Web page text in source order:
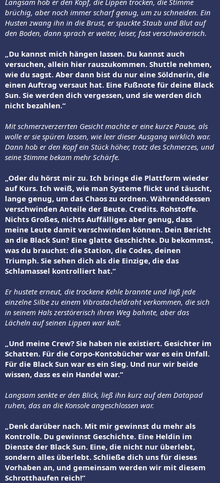
Langsam hob er den Kopf, die Lippen trocken, die Stimme
brüchig, aber noch immer scharf genug, um zu schneiden. Ein
Husten zwang ihn in die Brust, er spuckte Staub und Blut auf
den Boden, dann sprach er weiter, leiser, fast verschwörerisch.
„Du kannst mich hängen lassen. Du kannst auch
versuchen, allein hier rauszukommen. Shuttle nehmen,
wie du sagst. Aber dann bist du nur eine Söldnerin, die
einen Auftrag versaut hat. Eine Fußnote für deine Black
Sun. Sie werden dich vergessen, und sie werden dich
nicht bezahlen.“
Mit schmerzverzerrten Gesicht machte er eine kurze Pause, als
wolle er sie spüren lassen, wie leer dieser Ausgang wirklich war.
Dann hob er den Kopf ein Stück höher, trotz des Schmerzes, und
seine Stimme bekam mehr Schärfe.
„Oder du hörst mir zu. Ich bringe die Plattform wieder
auf Kurs. Ich weiß, wie man Systeme flickt und täuscht,
lange genug, um das Chaos zu ordnen. Währenddessen
verschwinden Anteile der Beute. Credits. Rohstoffe.
Nichts Großes, nichts Auffälliges aber genug, dass
meine Leute damit verschwinden können. Dein Bericht
an die Black Sun? Eine glatte Geschichte. Du bekommst,
was du brauchst: die Station, die Codes, deinen
Triumph. Sie sehen dich als die Einzige, die das
Schlamassel kontrolliert hat.“
Er hustete erneut, die trockene Kehle brannte und ließ jede
einzelne Silbe zu einem Vibrostacheldraht verkommen, die sich
in seinem Hals zerstörerisch ihren Weg bahnte, aber das
Lächeln auf seinen Lippen war kalt.
„Und meine Crew? Sie haben nie existiert. Gesichter im
Schatten. Für die Corpo-Kontobücher war es ein Unfall.
Für die Black Sun war es ein Sieg. Und nur wir beide
wissen, dass es ein Handel war.“
Langsam senkte er den Blick, ließ ihn kurz auf dem Datapad
ruhen, das an die Konsole angeschlossen war.
„Denk darüber nach. Mit mir gewinnst du mehr als
Kontrolle. Du gewinnst Geschichte. Eine Heldin im
Dienste der Black Sun. Eine, die nicht nur überlebt,
sondern alles überlebt. Schließe dich uns für dieses
Vorhaben an, und gemeinsam werden wir mit diesem
Schrotthaufen reich!“